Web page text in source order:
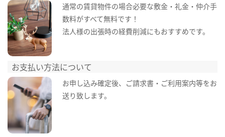
通常の賃貸物件の場合必要な敷金・礼金・仲介手
数料がすべて無料です！
法人様の出張時の経費削減にもおすすめです。
お支払い方法について
お申し込み確定後、ご請求書・ご利用案内等をお
送り致します。